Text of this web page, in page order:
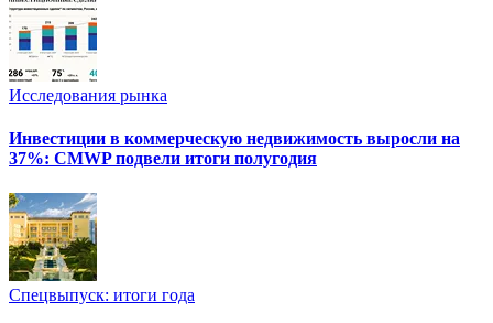
Исследования рынка
Инвестиции в коммерческую недвижимость выросли на
37%: CMWP подвели итоги полугодия
Спецвыпуск: итоги года